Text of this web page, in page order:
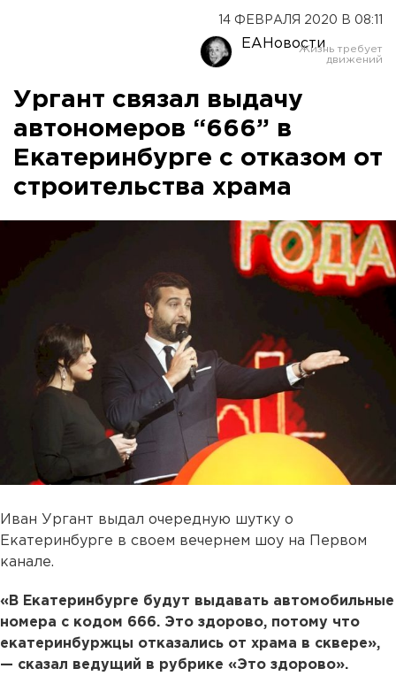
14 ФЕВРАЛЯ 2020 В 08:11
ЕАНовости
Ургант связал выдачу
автономеров “666” в
Екатеринбурге с отказом от
строительства храма
Иван Ургант выдал очередную шутку о
Екатеринбурге в своем вечернем шоу на Первом
канале.
«В Екатеринбурге будут выдавать автомобильные
номера с кодом 666. Это здорово, потому что
екатеринбуржцы отказались от храма в сквере»,
— сказал ведущий в рубрике «Это здорово».